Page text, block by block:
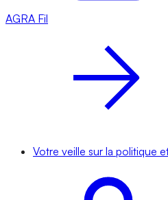
AGRA Fil
Votre veille sur la politique